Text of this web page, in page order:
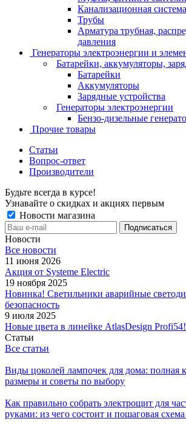
Канализационная система
Трубы
Арматура трубная,
давления
Генераторы электроэнергии и
Батарейки, аккумуляторы,
Батарейки
Аккумуляторы
Зарядные устройства
Генераторы электроэнергии
Бензо-дизельные
Прочие товары
Статьи
Вопрос-ответ
Производители
Будьте всегда в курсе!
Узнавайте о скидках и акциях первым
Новости магазина
Новости
Все новости
11 июня 2026
Акция от Systeme Electric
19 ноября 2025
Новинка! Светильники аварийные
безопасность
9 июля 2025
Новые цвета в линейке AtlasDesign Profi54!
Статьи
Все статьи
Виды цоколей лампочек для дома: полная
размеры и советы по выбору
Как правильно собрать электрощит для
руками: из чего состоит и пошаговая